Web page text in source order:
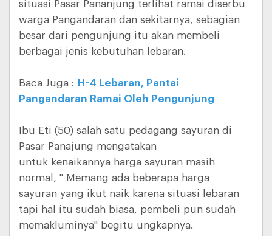
situasi Pasar Pananjung terlihat ramai diserbu
warga Pangandaran dan sekitarnya, sebagian
besar dari pengunjung itu akan membeli
berbagai jenis kebutuhan lebaran.
Baca Juga : H-4 Lebaran, Pantai
Pangandaran Ramai Oleh Pengunjung
Ibu Eti (50) salah satu pedagang sayuran di
Pasar Panajung mengatakan
untuk kenaikannya harga sayuran masih
normal, " Memang ada beberapa harga
sayuran yang ikut naik karena situasi lebaran
tapi hal itu sudah biasa, pembeli pun sudah
memakluminya" begitu ungkapnya.